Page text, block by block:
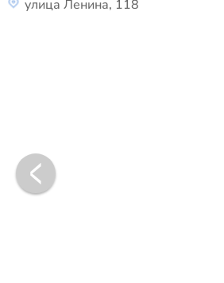
улица Ленина, 118